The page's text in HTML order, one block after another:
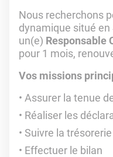
Nous recherchons
dynamique situé en
un(e) Responsable
pour 1 mois,
Vos missions
Assurer la tenue
Réaliser les
Suivre la trésorerie
Effectuer le bilan